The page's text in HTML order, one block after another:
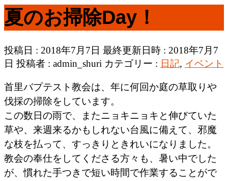
夏のお掃除Day！
投稿日 : 2018年7月7日 最終更新日時 : 2018年7月7
日 投稿者 : admin_shuri カテゴリー : 日記, イベント
首里バプテスト教会は、年に何回か庭の草取りや
伐採の掃除をしています。
この数日の雨で、またニョキニョキと伸びていた
草や、来週来るかもしれない台風に備えて、邪魔
な枝を払って、すっきりときれいになりました。
教会の奉仕をしてくださる方々も、暑い中でした
が、慣れた手つきで短い時間で作業することがで